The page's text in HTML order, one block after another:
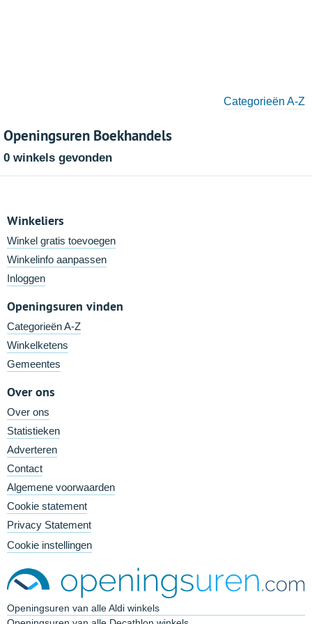
Categorieën A-Z
Openingsuren Boekhandels
0 winkels gevonden
Winkeliers
Winkel gratis toevoegen
Winkelinfo aanpassen
Inloggen
Openingsuren vinden
Categorieën A-Z
Winkelketens
Gemeentes
Over ons
Over ons
Statistieken
Adverteren
Contact
Algemene voorwaarden
Cookie statement
Privacy Statement
Cookie instellingen
Openingsuren van alle Aldi winkels